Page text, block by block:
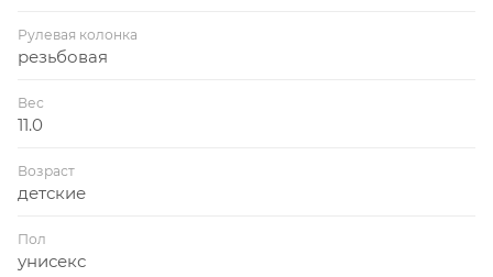
Рулевая колонка
резьбовая
Вес
11.0
Возраст
детские
Пол
унисекс